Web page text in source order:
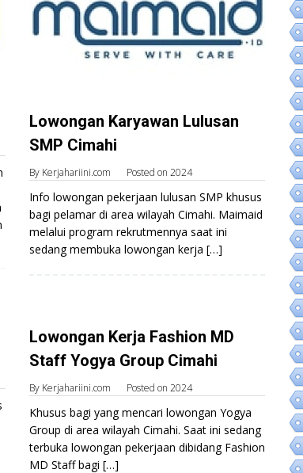
Lowongan Karyawan Lulusan
SMP Cimahi
By Kerjahariini.com Posted on 2024
Info lowongan pekerjaan lulusan SMP khusus
bagi pelamar di area wilayah Cimahi. Maimaid
melalui program rekrutmennya saat ini
sedang membuka lowongan kerja […]
Lowongan Kerja Fashion MD
Staff Yogya Group Cimahi
By Kerjahariini.com Posted on 2024
Khusus bagi yang mencari lowongan Yogya
Group di area wilayah Cimahi. Saat ini sedang
terbuka lowongan pekerjaan dibidang Fashion
MD Staff bagi […]